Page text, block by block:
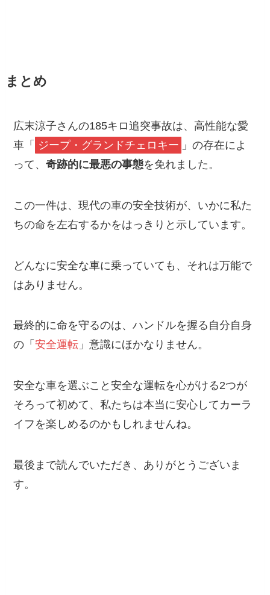
まとめ
広末涼子さんの185キロ追突事故は、高性能な愛
車「
ジープ・グランドチェロキー 」の存在によ
って、奇跡的に最悪の事態を免れました。
この一件は、現代の車の安全技術が、いかに私た
ちの命を左右するかをはっきりと示しています。
どんなに安全な車に乗っていても、それは万能で
はありません。
最終的に命を守るのは、ハンドルを握る自分自身
の「安全運転 」意識にほかなりません。
安全な車を選ぶこと安全な運転を心がける2つが
そろって初めて、私たちは本当に安心してカーラ
イフを楽しめるのかもしれませんね。
最後まで読んでいただき、ありがとうございま
す。